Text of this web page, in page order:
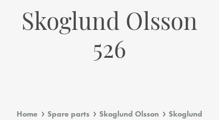
Skoglund Olsson
526
Home Spare parts Skoglund Olsson
Skoglund